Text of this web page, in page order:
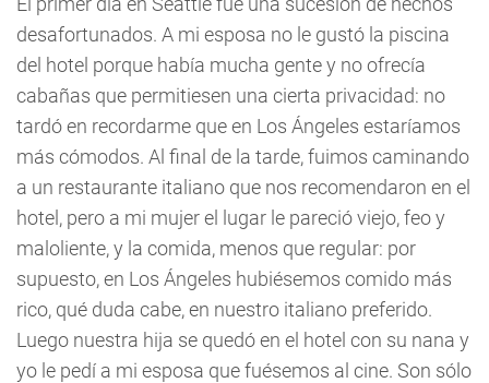
desafortunados. A mi esposa no le gustó la piscina
del hotel porque había mucha gente y no ofrecía
cabañas que permitiesen una cierta privacidad: no
tardó en recordarme que en Los Ángeles estaríamos
más cómodos. Al final de la tarde, fuimos caminando
a un restaurante italiano que nos recomendaron en el
hotel, pero a mi mujer el lugar le pareció viejo, feo y
maloliente, y la comida, menos que regular: por
supuesto, en Los Ángeles hubiésemos comido más
rico, qué duda cabe, en nuestro italiano preferido.
Luego nuestra hija se quedó en el hotel con su nana y
yo le pedí a mi esposa que fuésemos al cine. Son sólo